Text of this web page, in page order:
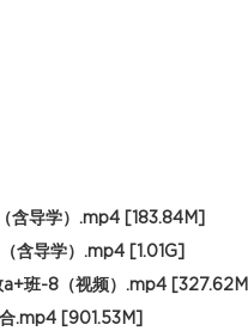
含导学）.mp4 [183.84M]
含导学）.mp4 [1.01G]
班-8（视频）.mp4 [327.62M]
.mp4 [901.53M]